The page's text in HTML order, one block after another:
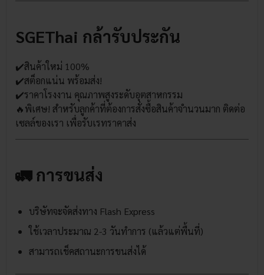
SGEThai กล้ารับประกัน
✔️สินค้าใหม่ 100%
✔️สต็อกแน่น พร้อมส่ง!
✔️ราคาโรงงาน คุณภาพสูงระดับอุตสาหกรรม
🔥พิเศษ! สำหรับลูกค้าที่ต้องการสั่งซื้อสินค้าจำนวนมาก ติดต่อ
เซลล์ของเรา เพื่อรับเรทราคาส่ง
🚛 การขนส่ง
บริษัทจะจัดส่งทาง Flash Express
ใช้เวลาประมาณ 2-3 วันทำการ (แล้วแต่พื้นที่)
สามารถเช็คสถานะการขนส่งได้